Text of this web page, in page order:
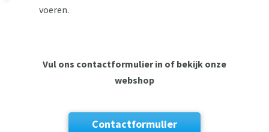
voeren.
Vul ons contactformulier in of bekijk onze
webshop
Contactformulier